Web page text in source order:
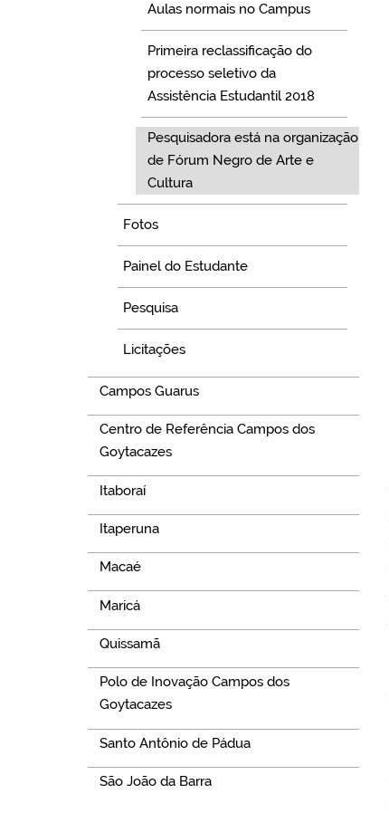
Aulas normais no Campus
Primeira reclassificação do
processo seletivo da
Assistência Estudantil 2018
Pesquisadora está na organização
de Fórum Negro de Arte e
Cultura
Fotos
Painel do Estudante
Pesquisa
Licitações
Campos Guarus
Centro de Referência Campos dos
Goytacazes
Itaboraí
Itaperuna
Macaé
Maricá
Quissamã
Polo de Inovação Campos dos
Goytacazes
Santo Antônio de Pádua
São João da Barra